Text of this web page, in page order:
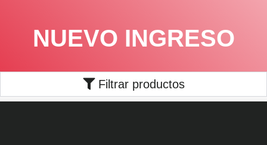
NUEVO INGRESO
Filtrar productos